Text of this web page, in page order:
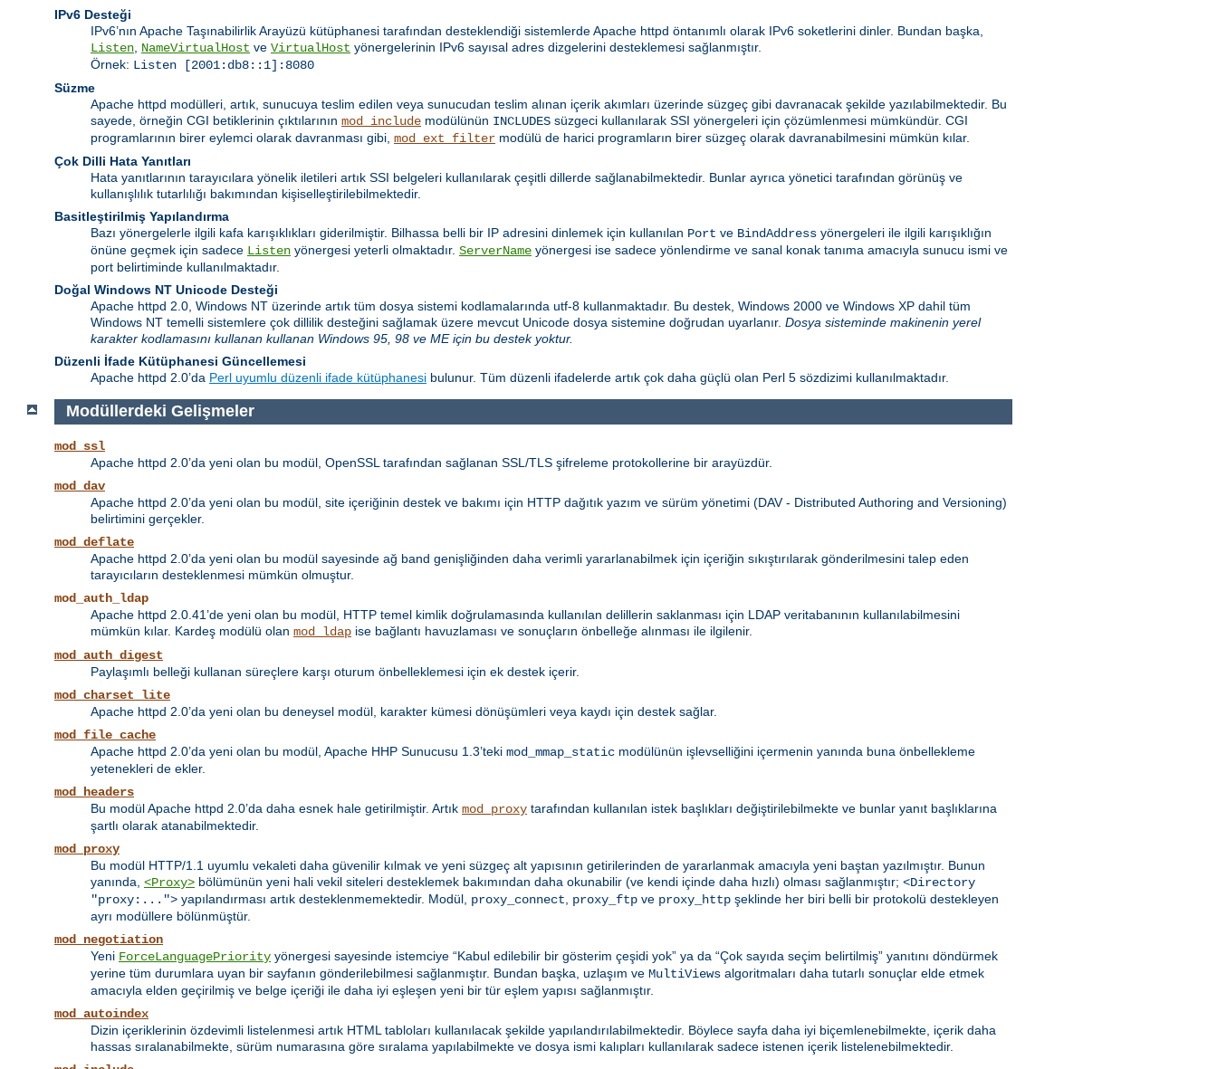
IPv6 Desteği
IPv6’nın Apache Taşınabilirlik Arayüzü kütüphanesi tarafından desteklendiği sistemlerde Apache httpd öntanımlı olarak IPv6 soketlerini dinler. Bundan başka,
Listen NameVirtualHost ve VirtualHost yönergelerinin IPv6 sayısal adres dizgelerini desteklemesi sağlanmıştır.
Örnek: Listen [2001:db8::1]:8080
Süzme
Apache httpd modülleri, artık, sunucuya teslim edilen veya sunucudan teslim alınan içerik akımları üzerinde süzgeç gibi davranacak şekilde yazılabilmektedir. Bu
sayede, örneğin CGI betiklerinin çıktılarının mod_include modülünün INCLUDES süzgeci kullanılarak SSI yönergeleri için çözümlenmesi mümkündür. CGI
programlarının birer eylemci olarak davranması gibi, mod_ext_filter modülü de harici programların birer süzgeç olarak davranabilmesini mümkün kılar.
Çok Dilli Hata Yanıtları
Hata yanıtlarının tarayıcılara yönelik iletileri artık SSI belgeleri kullanılarak çeşitli dillerde sağlanabilmektedir. Bunlar ayrıca yönetici tarafından görünüş ve
kullanışlılık tutarlılığı bakımından kişiselleştirilebilmektedir.
Basitleştirilmiş Yapılandırma
Bazı yönergelerle ilgili kafa karışıklıkları giderilmiştir. Bilhassa belli bir IP adresini dinlemek için kullanılan Port ve BindAddress yönergeleri ile ilgili karışıklığın
önüne geçmek için sadece Listen yönergesi yeterli olmaktadır. ServerName yönergesi ise sadece yönlendirme ve sanal konak tanıma amacıyla sunucu ismi ve
port belirtiminde kullanılmaktadır.
Doğal Windows NT Unicode Desteği
Apache httpd 2.0, Windows NT üzerinde artık tüm dosya sistemi kodlamalarında utf-8 kullanmaktadır. Bu destek, Windows 2000 ve Windows XP dahil tüm
Windows NT temelli sistemlere çok dillilik desteğini sağlamak üzere mevcut Unicode dosya sistemine doğrudan uyarlanır. Dosya sisteminde makinenin yerel
karakter kodlamasını kullanan kullanan Windows 95, 98 ve ME için bu destek yoktur.
Düzenli İfade Kütüphanesi Güncellemesi
Apache httpd 2.0’da Perl uyumlu düzenli ifade kütüphanesi bulunur. Tüm düzenli ifadelerde artık çok daha güçlü olan Perl 5 sözdizimi kullanılmaktadır.
Modüllerdeki Gelişmeler
mod_ssl
Apache httpd 2.0’da yeni olan bu modül, OpenSSL tarafından sağlanan SSL/TLS şifreleme protokollerine bir arayüzdür.
mod_dav
Apache httpd 2.0’da yeni olan bu modül, site içeriğinin destek ve bakımı için HTTP dağıtık yazım ve sürüm yönetimi (DAV - Distributed Authoring and Versioning)
belirtimini gerçekler.
mod_deflate
Apache httpd 2.0’da yeni olan bu modül sayesinde ağ band genişliğinden daha verimli yararlanabilmek için içeriğin sıkıştırılarak gönderilmesini talep eden
tarayıcıların desteklenmesi mümkün olmuştur.
mod_auth_ldap
Apache httpd 2.0.41’de yeni olan bu modül, HTTP temel kimlik doğrulamasında kullanılan delillerin saklanması için LDAP veritabanının kullanılabilmesini
mümkün kılar. Kardeş modülü olan mod_ldap ise bağlantı havuzlaması ve sonuçların önbelleğe alınması ile ilgilenir.
mod_auth_digest
Paylaşımlı belleği kullanan süreçlere karşı oturum önbelleklemesi için ek destek içerir.
mod_charset_lite
Apache httpd 2.0’da yeni olan bu deneysel modül, karakter kümesi dönüşümleri veya kaydı için destek sağlar.
mod_file_cache
Apache httpd 2.0’da yeni olan bu modül, Apache HHP Sunucusu 1.3’teki mod_mmap_static modülünün işlevselliğini içermenin yanında buna önbellekleme
yetenekleri de ekler.
mod_headers
Bu modül Apache httpd 2.0’da daha esnek hale getirilmiştir. Artık mod_proxy tarafından kullanılan istek başlıkları değiştirilebilmekte ve bunlar yanıt başlıklarına
şartlı olarak atanabilmektedir.
mod_proxy
Bu modül HTTP/1.1 uyumlu vekaleti daha güvenilir kılmak ve yeni süzgeç alt yapısının getirilerinden de yararlanmak amacıyla yeni baştan yazılmıştır. Bunun
yanında, <Proxy> bölümünün yeni hali vekil siteleri desteklemek bakımından daha okunabilir (ve kendi içinde daha hızlı) olması sağlanmıştır; <Directory
"proxy:..."> yapılandırması artık desteklenmemektedir. Modül, proxy_connect proxy_ftp ve proxy_http şeklinde her biri belli bir protokolü destekleyen
ayrı modüllere bölünmüştür.
mod_negotiation
Yeni ForceLanguagePriority yönergesi sayesinde istemciye “Kabul edilebilir bir gösterim çeşidi yok” ya da “Çok sayıda seçim belirtilmiş” yanıtını döndürmek
yerine tüm durumlara uyan bir sayfanın gönderilebilmesi sağlanmıştır. Bundan başka, uzlaşım ve MultiViews algoritmaları daha tutarlı sonuçlar elde etmek
amacıyla elden geçirilmiş ve belge içeriği ile daha iyi eşleşen yeni bir tür eşlem yapısı sağlanmıştır.
mod_autoindex
Dizin içeriklerinin özdevimli listelenmesi artık HTML tabloları kullanılacak şekilde yapılandırılabilmektedir. Böylece sayfa daha iyi biçemlenebilmekte, içerik daha
hassas sıralanabilmekte, sürüm numarasına göre sıralama yapılabilmekte ve dosya ismi kalıpları kullanılarak sadece istenen içerik listelenebilmektedir.